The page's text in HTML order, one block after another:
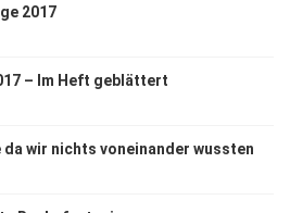
2017
– Im Heft geblättert
da wir nichts voneinander wussten